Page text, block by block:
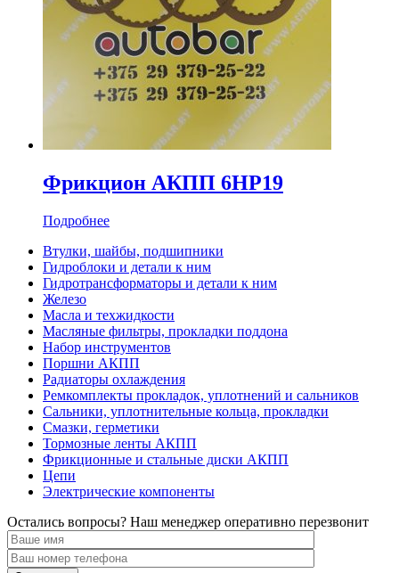
Фрикцион АКПП 6HP19
Подробнее
Втулки, шайбы, подшипники
Гидроблоки и детали к ним
Гидротрансформаторы и детали к ним
Железо
Масла и техжидкости
Масляные фильтры, прокладки поддона
Набор инструментов
Поршни АКПП
Радиаторы охлаждения
Ремкомплекты прокладок, уплотнений и сальников
Сальники, уплотнительные кольца, прокладки
Смазки, герметики
Тормозные ленты АКПП
Фрикционные и стальные диски АКПП
Цепи
Электрические компоненты
Остались вопросы? Наш менеджер оперативно перезвонит